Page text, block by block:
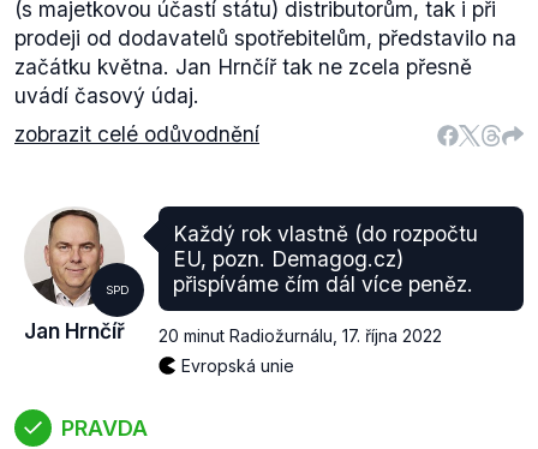
(s majetkovou účastí státu) distributorům, tak i při
prodeji od dodavatelů spotřebitelům, představilo na
začátku května. Jan Hrnčíř tak ne zcela přesně
uvádí časový údaj.
zobrazit celé odůvodnění
SPD
Jan Hrnčíř
Každý rok vlastně (do rozpočtu
EU, pozn. Demagog.cz)
přispíváme čím dál více peněz.
20 minut Radiožurnálu 17. října 2022
Evropská unie
PRAVDA